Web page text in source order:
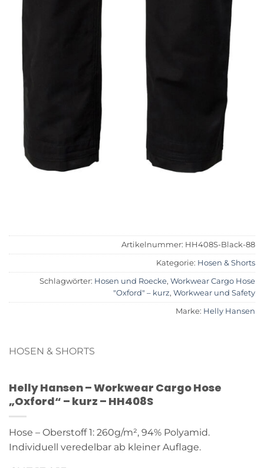
Artikelnummer: HH408S-Black-88
Kategorie: Hosen & Shorts
Schlagwörter: Hosen und Roecke, Workwear Cargo Hose
"Oxford" – kurz, Workwear und Safety
Marke: Helly Hansen
HOSEN & SHORTS
Helly Hansen – Workwear Cargo Hose
„Oxford“ – kurz – HH408S
Hose – Oberstoff 1: 260g/m², 94% Polyamid.
Individuell veredelbar ab kleiner Auflage.